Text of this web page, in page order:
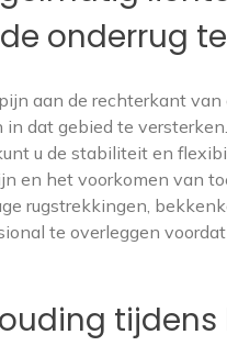
onderrug
aan de rechterkant
in dat gebied te
u de stabiliteit en
en het voorkomen van
rugstrekkingen,
te overleggen